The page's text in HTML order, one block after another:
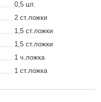
0,5 шт.
2 ст.ложки
1,5 ст.ложки
1,5 ст.ложки
1 ч.ложка
1 ст.ложка